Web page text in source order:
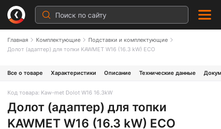
Главная Комплектующие
Подставки и комплектующие
Долот (адаптер) для топки KAWMET W16 (16.3 kW) ECO
Все о товаре Характеристики Описание Технические данные
Код товара: Kaw-met Dolot W16 16.3kW
Долот (адаптер) для топки
KAWMET W16 (16.3 kW) ECO